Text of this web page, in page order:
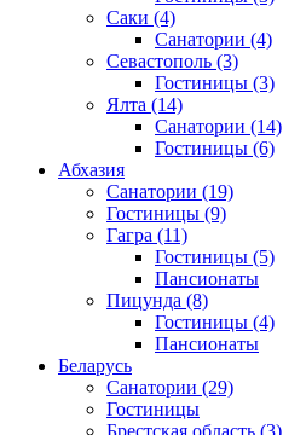
Саки (4)
Санатории (4)
Севастополь (3)
Гостиницы (3)
Ялта (14)
Санатории (14)
Гостиницы (6)
Абхазия
Санатории (19)
Гостиницы (9)
Гагра (11)
Гостиницы (5)
Пансионаты
Пицунда (8)
Гостиницы (4)
Пансионаты
Беларусь
Санатории (29)
Гостиницы
Брестская область (3)